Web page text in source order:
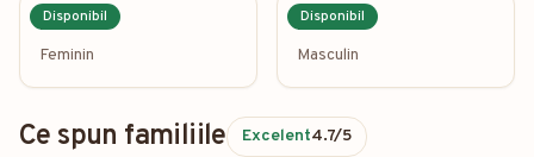
Disponibil
Mimi
Feminin
Disponibil
Milo
Masculin
Ce spun familiile Excelent4.7/5